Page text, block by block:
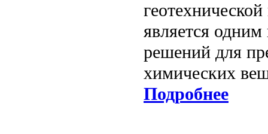
является
решений для
химических
Подробнее